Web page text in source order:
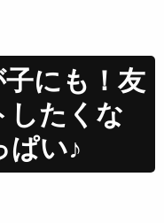
子にも！友
したくな
ぱい♪